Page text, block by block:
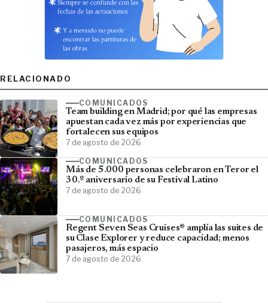
RELACIONADO
COMUNICADOS
Team building en Madrid; por qué las empresas
apuestan cada vez más por experiencias que
fortalecen sus equipos
7 de agosto de 2026
COMUNICADOS
Más de 5.000 personas celebraron en Teror el
30.º aniversario de su Festival Latino
7 de agosto de 2026
COMUNICADOS
Regent Seven Seas Cruises® amplía las suites de
su Clase Explorer y reduce capacidad; menos
pasajeros, más espacio
7 de agosto de 2026